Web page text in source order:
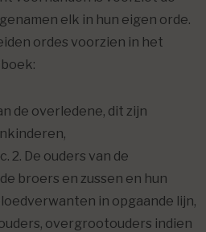
elk in hun eigen orde.
ordes voorzien in het
de overledene, dit zijn
De ouders van de
broers en zussen en hun
in opgaande lijn,
overgrootouders indien